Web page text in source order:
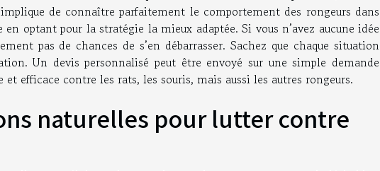
de connaître parfaitement le comportement des rongeurs dans
optant pour la stratégie la mieux adaptée. Si vous n’avez aucune idée
pas de chances de s’en débarrasser. Sachez que chaque situation
Un devis personnalisé peut être envoyé sur une simple demande
efficace contre les rats, les souris, mais aussi les autres rongeurs.
naturelles pour lutter contre